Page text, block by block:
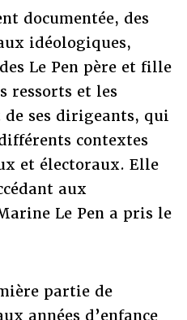
documentée, des
idéologiques,
Le Pen père et fille
ressorts et les
ses dirigeants, qui
contextes
et électoraux. Elle
aux
Le Pen a pris le
partie de
années d’enfance